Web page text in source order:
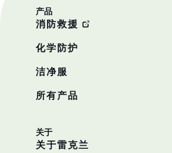
产品
消防救援
化学防护
洁净服
所有产品
关于
关于雷克兰